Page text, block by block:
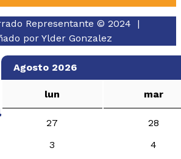
Representante © 2024 |
por Ylder Gonzalez
Agosto 2026
lun mar
27
28
3
4